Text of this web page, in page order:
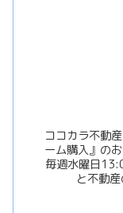
ココカラ不動
ーム購入』の
毎週水曜日
と不動